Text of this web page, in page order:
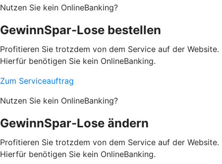
Nutzen Sie kein OnlineBanking?
GewinnSpar-Lose bestellen
Profitieren Sie trotzdem von dem Service auf der Website.
Hierfür benötigen Sie kein OnlineBanking.
Zum Serviceauftrag
Nutzen Sie kein OnlineBanking?
GewinnSpar-Lose ändern
Profitieren Sie trotzdem von dem Service auf der Website.
Hierfür benötigen Sie kein OnlineBanking.